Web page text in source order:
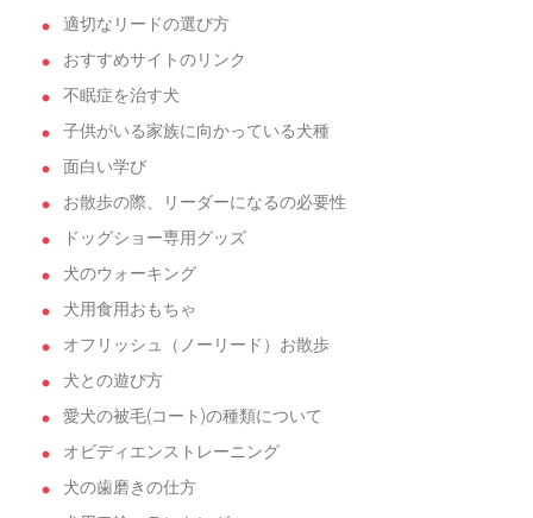
適切なリードの選び方
おすすめサイトのリンク
不眠症を治す犬
子供がいる家族に向かっている犬種
面白い学び
お散歩の際、リーダーになるの必要性
ドッグショー専用グッズ
犬のウォーキング
犬用食用おもちゃ
オフリッシュ（ノーリード）お散歩
犬との遊び方
愛犬の被毛(コート)の種類について
オビディエンストレーニング
犬の歯磨きの仕方